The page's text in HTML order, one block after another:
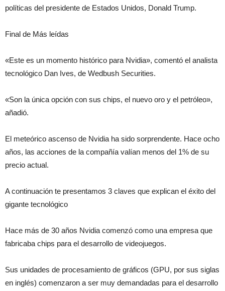
políticas del presidente de Estados Unidos, Donald Trump.
Final de Más leídas
«Este es un momento histórico para Nvidia», comentó el analista
tecnológico Dan Ives, de Wedbush Securities.
«Son la única opción con sus chips, el nuevo oro y el petróleo»,
añadió.
El meteórico ascenso de Nvidia ha sido sorprendente. Hace ocho
años, las acciones de la compañía valían menos del 1% de su
precio actual.
A continuación te presentamos 3 claves que explican el éxito del
gigante tecnológico
Hace más de 30 años Nvidia comenzó como una empresa que
fabricaba chips para el desarrollo de videojuegos.
Sus unidades de procesamiento de gráficos (GPU, por sus siglas
en inglés) comenzaron a ser muy demandadas para el desarrollo